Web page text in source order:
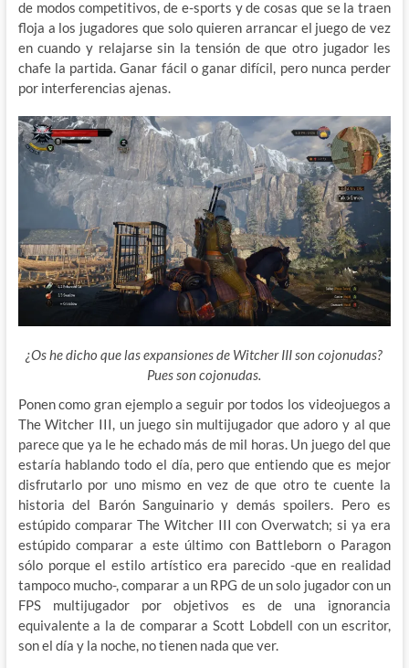
de modos competitivos, de e-sports y de cosas que se la traen
floja a los jugadores que solo quieren arrancar el juego de vez
en cuando y relajarse sin la tensión de que otro jugador les
chafe la partida. Ganar fácil o ganar difícil, pero nunca perder
por interferencias ajenas.
¿Os he dicho que las expansiones de Witcher III son cojonudas?
Pues son cojonudas.
Ponen como gran ejemplo a seguir por todos los videojuegos a
The Witcher III, un juego sin multijugador que adoro y al que
parece que ya le he echado más de mil horas. Un juego del que
estaría hablando todo el día, pero que entiendo que es mejor
disfrutarlo por uno mismo en vez de que otro te cuente la
historia del Barón Sanguinario y demás spoilers. Pero es
estúpido comparar The Witcher III con Overwatch; si ya era
estúpido comparar a este último con Battleborn o Paragon
sólo porque el estilo artístico era parecido -que en realidad
tampoco mucho-, comparar a un RPG de un solo jugador con un
FPS multijugador por objetivos es de una ignorancia
equivalente a la de comparar a Scott Lobdell con un escritor,
son el día y la noche, no tienen nada que ver.